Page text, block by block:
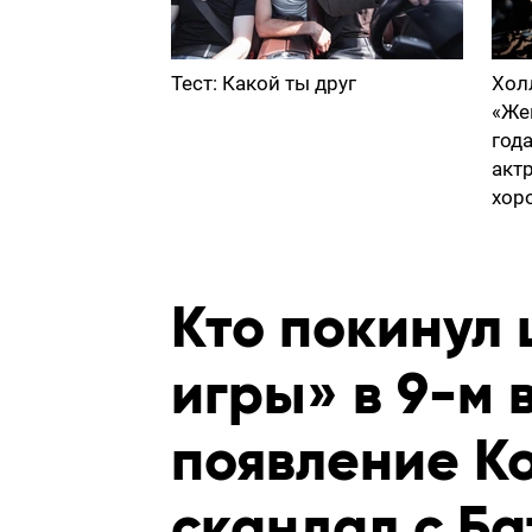
Тест: Какой ты друг
Кто
игры» в 9-м
появление